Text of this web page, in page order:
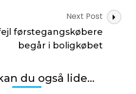
Next Post
førstegangskøbere
begår i boligkøbet
du også lide...